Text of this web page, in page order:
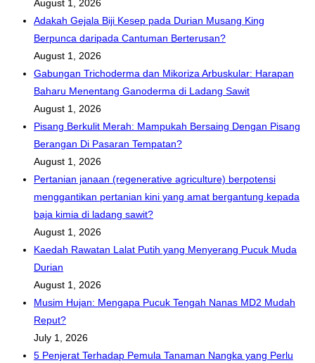
August 1, 2026
Adakah Gejala Biji Kesep pada Durian Musang King
Berpunca daripada Cantuman Berterusan?
August 1, 2026
Gabungan Trichoderma dan Mikoriza Arbuskular: Harapan
Baharu Menentang Ganoderma di Ladang Sawit
August 1, 2026
Pisang Berkulit Merah: Mampukah Bersaing Dengan Pisang
Berangan Di Pasaran Tempatan?
August 1, 2026
Pertanian janaan (regenerative agriculture) berpotensi
menggantikan pertanian kini yang amat bergantung kepada
baja kimia di ladang sawit?
August 1, 2026
Kaedah Rawatan Lalat Putih yang Menyerang Pucuk Muda
Durian
August 1, 2026
Musim Hujan: Mengapa Pucuk Tengah Nanas MD2 Mudah
Reput?
July 1, 2026
5 Penjerat Terhadap Pemula Tanaman Nangka yang Perlu